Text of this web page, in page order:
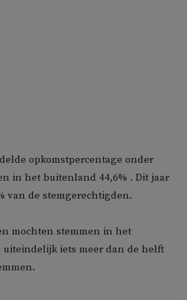
opkomstpercentage onder
in het buitenland 44,6% . Dit jaar
van de stemgerechtigden.
mochten stemmen in het
iets meer dan de helft